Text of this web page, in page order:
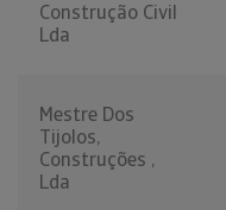
Construção Civil
Lda
Mestre Dos
Tijolos,
Construções ,
Lda